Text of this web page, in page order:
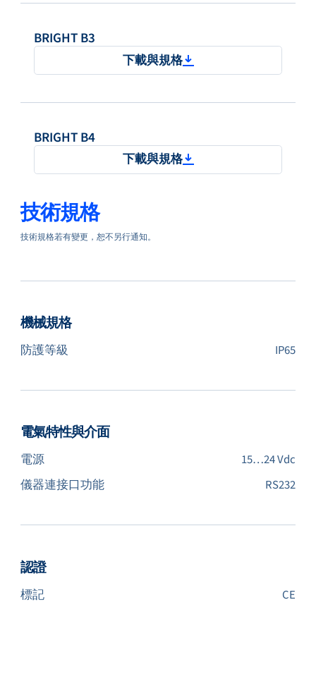
BRIGHT B3
下載與規格
BRIGHT B4
下載與規格
技術規格
技術規格若有變更，恕不另行通知。
機械規格
防護等級 IP65
電氣特性與介面
電源
15…24 Vdc
儀器連接口功能
RS232
認證
標記 CE